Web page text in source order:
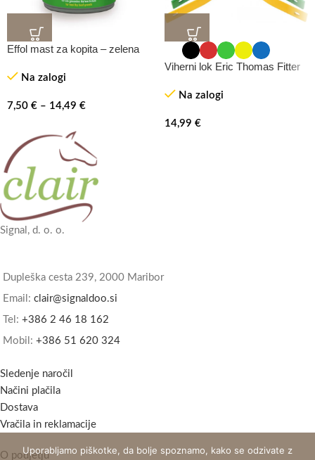
Effol mast za kopita – zelena
Na zalogi
7,50 € – 14,49 €
Viherni lok Eric Thomas Fitter
Na zalogi
14,99 €
Signal, d. o. o.
Dupleška cesta 239, 2000 Maribor
Email: clair@signaldoo.si
Tel: +386 2 46 18 162
Mobil: +386 51 620 324
Sledenje naročil
Načini plačila
Dostava
Vračila in reklamacije
O podjetju
Uporabljamo piškotke, da bolje spoznamo, kako se odzivate z